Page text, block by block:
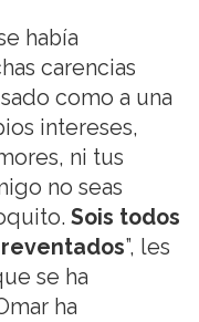
había
carencias
como a una
intereses,
ni tus
no seas
Sois todos
”, les
se ha
ha